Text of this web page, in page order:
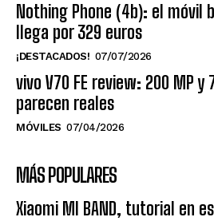
Nothing Phone (4b): el móvil
llega por 329 euros
¡DESTACADOS! 07/07/2026
vivo V70 FE review: 200 MP y
parecen reales
MÓVILES 07/04/2026
MÁS POPULARES
Xiaomi MI BAND, tutorial en